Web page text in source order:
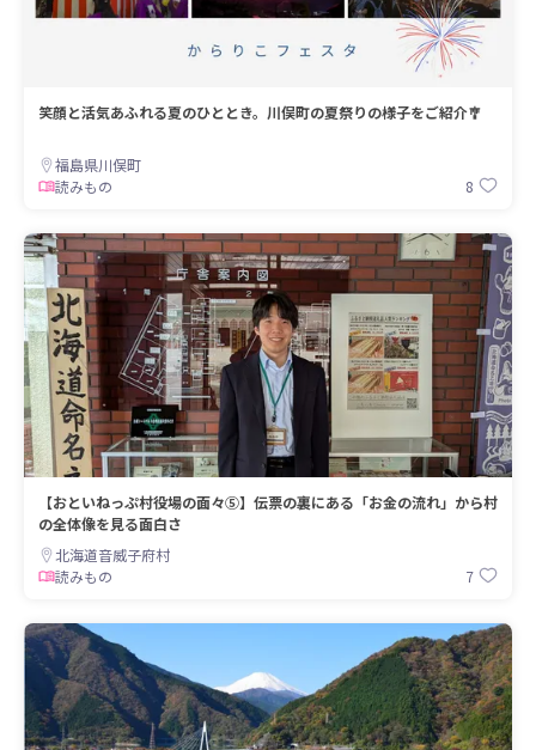
笑顔と活気あふれる夏のひととき。川俣町の夏祭りの様子をご紹介🎐
福島県川俣町
読みもの
8
【おといねっぷ村役場の面々⑤】伝票の裏にある「お金の流れ」から村
の全体像を見る面白さ
北海道音威子府村
読みもの
7